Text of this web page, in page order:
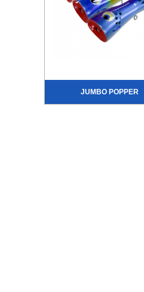
JUMBO POPPER